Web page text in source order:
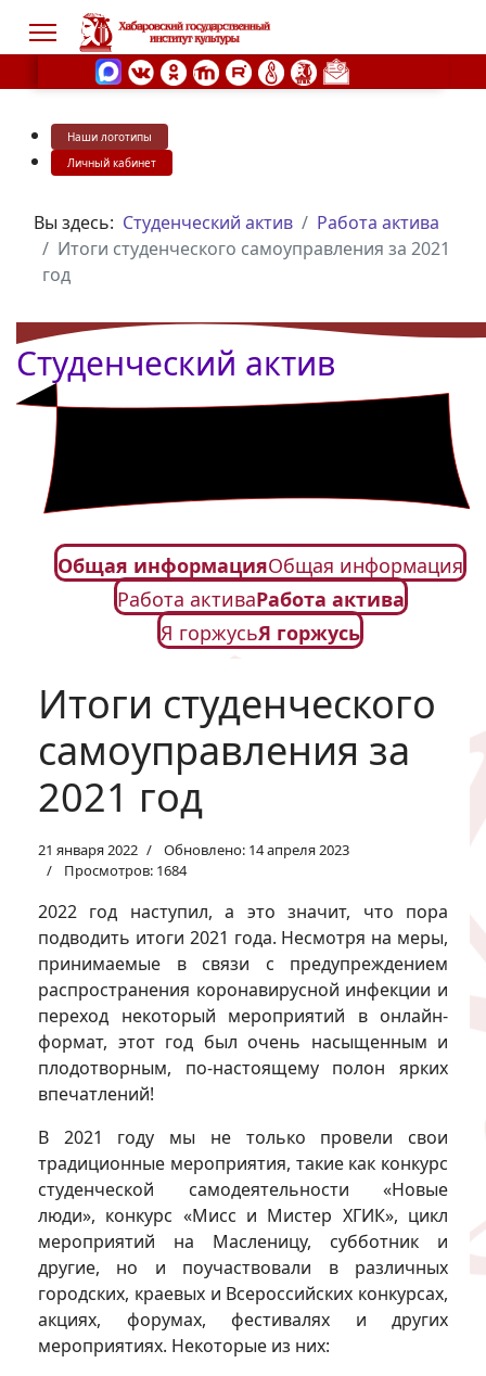
Наши логотипы
Личный кабинет
Вы здесь: Студенческий актив
Работа актива
Итоги студенческого самоуправления за 2021
год
Студенческий актив
Общая информацияОбщая информация
Работа активаРабота актива
Я горжусьЯ горжусь
Итоги студенческого
самоуправления за
2021 год
21 января 2022
Обновлено: 14 апреля 2023
Просмотров: 1684
2022 год наступил, а это значит, что пора
подводить итоги 2021 года. Несмотря на меры,
принимаемые в связи с предупреждением
распространения коронавирусной инфекции и
переход некоторый мероприятий в онлайн-
формат, этот год был очень насыщенным и
плодотворным, по-настоящему полон ярких
впечатлений!
В 2021 году мы не только провели свои
традиционные мероприятия, такие как конкурс
студенческой самодеятельности «Новые
люди», конкурс «Мисс и Мистер ХГИК», цикл
мероприятий на Масленицу, субботник и
другие, но и поучаствовали в различных
городских, краевых и Всероссийских конкурсах,
акциях, форумах, фестивалях и других
мероприятиях. Некоторые из них: